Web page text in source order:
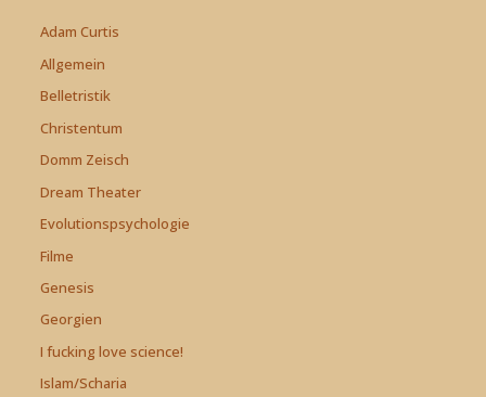
Adam Curtis
Allgemein
Belletristik
Christentum
Domm Zeisch
Dream Theater
Evolutionspsychologie
Filme
Genesis
Georgien
I fucking love science!
Islam/Scharia